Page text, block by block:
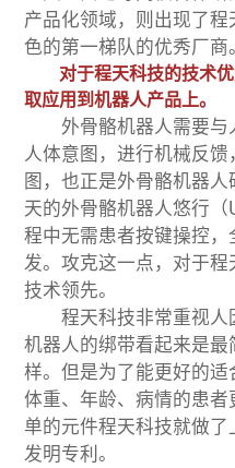
产品化领域，则出现了
色的第一梯队的优秀厂商。
对于程天科技的技术
取应用到机器人产品上。
外骨骼机器人需要
人体意图，进行机械反
图，也正是外骨骼机器
天的外骨骼机器人悠行
程中无需患者按键操控
发。攻克这一点，对于
技术领先。
程天科技非常重视
机器人的绑带看起来是
样。但是为了能更好的适
体重、年龄、病情的患
单的元件程天科技就做
发明专利。